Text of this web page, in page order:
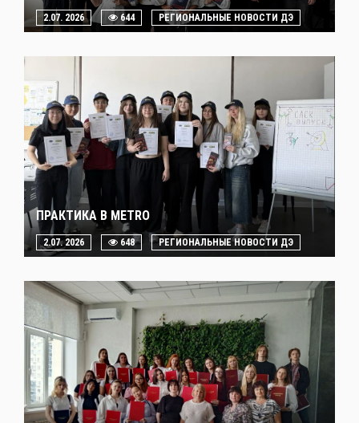
2.07. 2026 644 РЕГИОНАЛЬНЫЕ НОВОСТИ ДЭ
ПРАКТИКА В METRO
2.07. 2026 648 РЕГИОНАЛЬНЫЕ НОВОСТИ ДЭ